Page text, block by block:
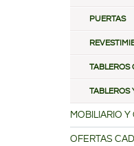
PUERTAS
TABLEROS
TABLEROS
MOBILIARIO
OFERTAS